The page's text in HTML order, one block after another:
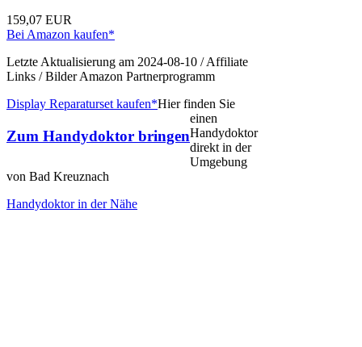
159,07 EUR
Bei Amazon kaufen*
Letzte Aktualisierung am 2024-08-10 / Affiliate
Links / Bilder Amazon Partnerprogramm
Display Reparaturset kaufen*
Zum Handydoktor bringen
Hier finden Sie
einen
Handydoktor
direkt in der
Umgebung
von Bad Kreuznach
Handydoktor in der Nähe